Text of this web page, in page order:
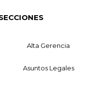
Alta Gerencia
Asuntos Legales